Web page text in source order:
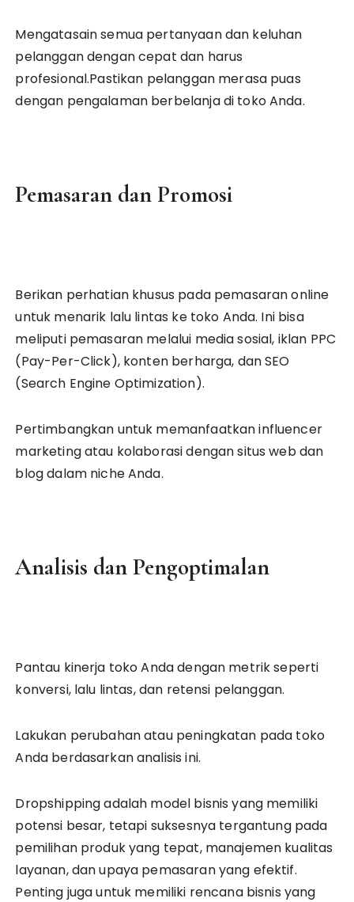
Mengatasain semua pertanyaan dan keluhan
pelanggan dengan cepat dan harus
profesional.Pastikan pelanggan merasa puas
dengan pengalaman berbelanja di toko Anda.
Pemasaran dan Promosi
Berikan perhatian khusus pada pemasaran online
untuk menarik lalu lintas ke toko Anda. Ini bisa
meliputi pemasaran melalui media sosial, iklan PPC
(Pay-Per-Click), konten berharga, dan SEO
(Search Engine Optimization).
Pertimbangkan untuk memanfaatkan influencer
marketing atau kolaborasi dengan situs web dan
blog dalam niche Anda.
Analisis dan Pengoptimalan
Pantau kinerja toko Anda dengan metrik seperti
konversi, lalu lintas, dan retensi pelanggan.
Lakukan perubahan atau peningkatan pada toko
Anda berdasarkan analisis ini.
Dropshipping adalah model bisnis yang memiliki
potensi besar, tetapi suksesnya tergantung pada
pemilihan produk yang tepat, manajemen kualitas
layanan, dan upaya pemasaran yang efektif.
Penting juga untuk memiliki rencana bisnis yang